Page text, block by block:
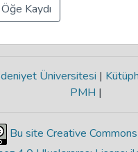
Kaydı
Üniversitesi |
PMH |
Bu site Creative